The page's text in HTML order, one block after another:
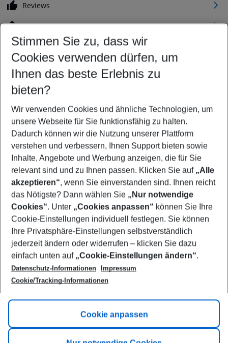
Reviews
Location
Customize your offer
Find the perfect deal which suits your best
Your departure airport
Any airport
Select your date range
10/08/26–08/08/27 5-8 nights
Who will travel
2 adults No children
Show more filter
Footer
Footer navigation
Title A
Link A
Stimmen Sie zu, dass wir
Cookies verwenden dürfen, um
Ihnen das beste Erlebnis zu
bieten?
Wir verwenden Cookies und ähnliche Technologien, um
unsere Webseite für Sie funktionsfähig zu halten.
Dadurch können wir die Nutzung unserer Plattform
verstehen und verbessern, Ihnen Support bieten sowie
Inhalte, Angebote und Werbung anzeigen, die für Sie
relevant sind und zu Ihnen passen. Klicken Sie auf „Alle
akzeptieren“, wenn Sie einverstanden sind. Ihnen reicht
das Nötigste? Dann wählen Sie „Nur notwendige
Cookies“. Unter „Cookies anpassen“ können Sie Ihre
Cookie-Einstellungen individuell festlegen. Sie können
Ihre Privatsphäre-Einstellungen selbstverständlich
jederzeit ändern oder widerrufen – klicken Sie dazu
einfach unten auf „Cookie-Einstellungen ändern“.
Datenschutz-Informationen
Impressum
Cookie/Tracking-Informationen
Cookie anpassen